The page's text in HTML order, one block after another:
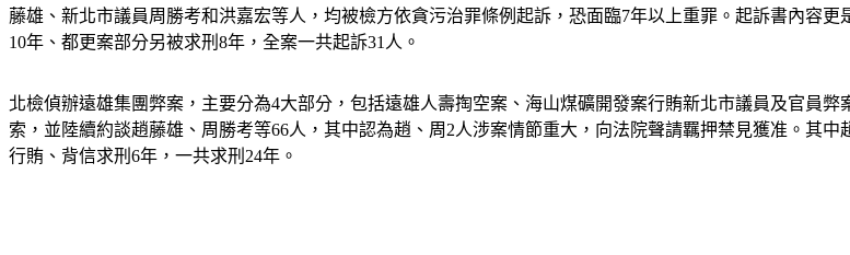
藤雄、新北市議員周勝考和洪嘉宏等人，均被檢方依貪污治罪條例起訴，恐面臨7年以上重罪。起訴書內容更
10年、都更案部分另被求刑8年，全案一共起訴31人。
北檢偵辦遠雄集團弊案，主要分為4大部分， 包括遠雄人壽掏空案、海山煤礦開發案行賄新北市議員及官員弊
索，並陸續約談趙藤雄、周勝考等66人，其中認為趙、周2人涉案情節重大，向法院聲請羈押禁見獲准。其
行賄、背信求刑6年，一共求刑24年。